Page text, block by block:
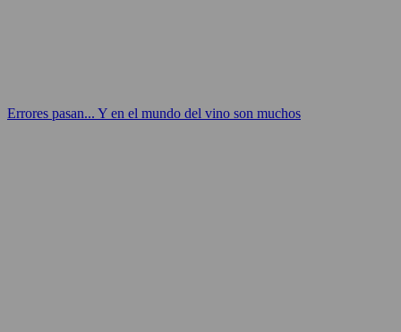
Errores pasan... Y en el mundo del vino son muchos